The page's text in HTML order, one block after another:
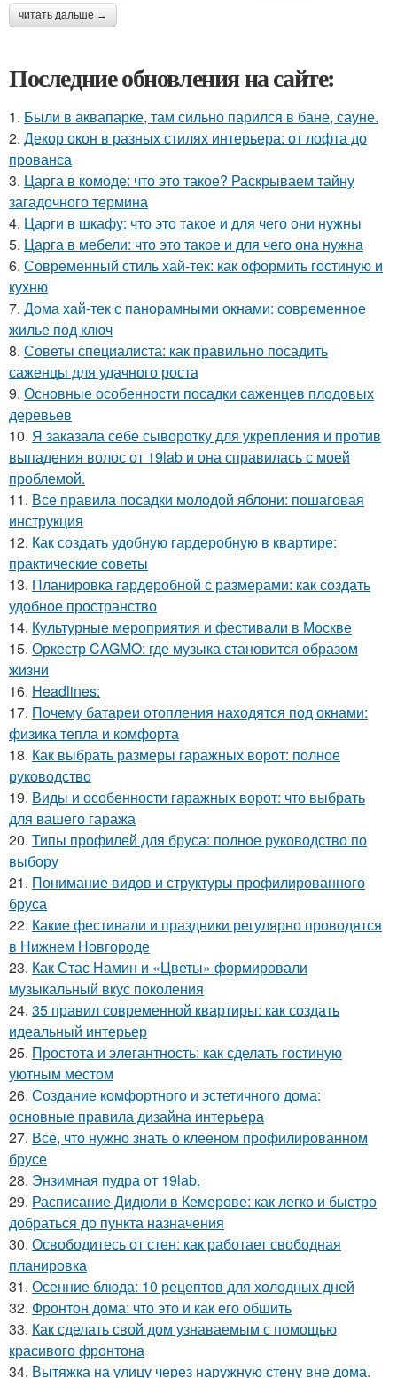
читать дальше →
Последние обновления на сайте:
1. Были в аквапарке, там сильно парился в бане, сауне.
2. Декор окон в разных стилях интерьера: от лофта до
прованса
3. Царга в комоде: что это такое? Раскрываем тайну
загадочного термина
4. Царги в шкафу: что это такое и для чего они нужны
5. Царга в мебели: что это такое и для чего она нужна
6. Современный стиль хай-тек: как оформить гостиную и
кухню
7. Дома хай-тек с панорамными окнами: современное
жилье под ключ
8. Советы специалиста: как правильно посадить
саженцы для удачного роста
9. Основные особенности посадки саженцев плодовых
деревьев
10. Я заказала себе сыворотку для укрепления и против
выпадения волос от 19lab и она справилась с моей
проблемой.
11. Все правила посадки молодой яблони: пошаговая
инструкция
12. Как создать удобную гардеробную в квартире:
практические советы
13. Планировка гардеробной с размерами: как создать
удобное пространство
14. Культурные мероприятия и фестивали в Москве
15. Оркестр CAGMO: где музыка становится образом
жизни
16. Headlines:
17. Почему батареи отопления находятся под окнами:
физика тепла и комфорта
18. Как выбрать размеры гаражных ворот: полное
руководство
19. Виды и особенности гаражных ворот: что выбрать
для вашего гаража
20. Типы профилей для бруса: полное руководство по
выбору
21. Понимание видов и структуры профилированного
бруса
22. Какие фестивали и праздники регулярно проводятся
в Нижнем Новгороде
23. Как Стас Намин и «Цветы» формировали
музыкальный вкус поколения
24. 35 правил современной квартиры: как создать
идеальный интерьер
25. Простота и элегантность: как сделать гостиную
уютным местом
26. Создание комфортного и эстетичного дома:
основные правила дизайна интерьера
27. Все, что нужно знать о клееном профилированном
брусе
28. Энзимная пудра от 19lab.
29. Расписание Дидюли в Кемерове: как легко и быстро
добраться до пункта назначения
30. Освободитесь от стен: как работает свободная
планировка
31. Осенние блюда: 10 рецептов для холодных дней
32. Фронтон дома: что это и как его обшить
33. Как сделать свой дом узнаваемым с помощью
красивого фронтона
34. Вытяжка на улицу через наружную стену вне дома.